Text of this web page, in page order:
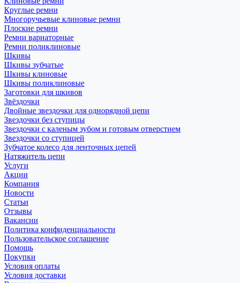
Круглые ремни
Многоручьевые клиновые ремни
Плоские ремни
Ремни вариаторные
Ремни поликлиновые
Шкивы
Шкивы зубчатые
Шкивы клиновые
Шкивы поликлиновые
Заготовки для шкивов
Звёздочки
Двойные звездочки для однорядной цепи
Звездочки без ступицы
Звездочки с каленым зубом и готовым отверстием
Звездочки со ступицей
Зубчатое колесо для ленточных цепей
Натяжитель цепи
Услуги
Акции
Компания
Новости
Статьи
Отзывы
Вакансии
Политика конфиденциальности
Пользовательское соглашение
Помощь
Покупки
Условия оплаты
Условия доставки